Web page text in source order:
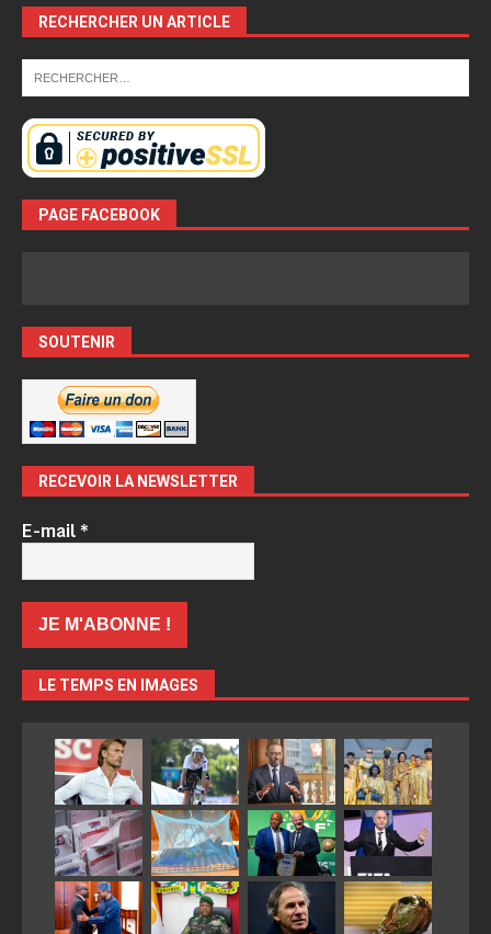
RECHERCHER UN ARTICLE
PAGE FACEBOOK
SOUTENIR
RECEVOIR LA NEWSLETTER
E-mail*
LE TEMPS EN IMAGES